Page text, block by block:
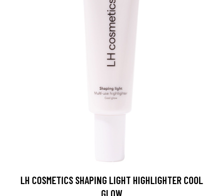
LH COSMETICS SHAPING LIGHT HIGHLIGHTER COOL
GLOW